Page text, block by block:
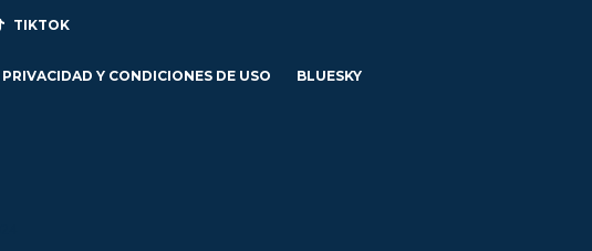
TIKTOK
Y CONDICIONES DE USO BLUESKY